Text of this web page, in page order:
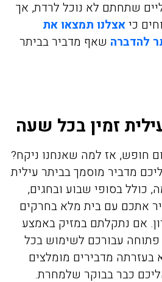
שתחתם לא נוכל לרדת, אך
כיאצלנו תמצאו את
להדברה שאף מדביר בביתר
זמין בכל שעה
חופש, אז למה שאנחנו ניקח?
מדביר מוסמך בביתר עילית
כולל בסופי שבוע ובחגים,
אתכם עם בית מלא בחרקים
אם נתקלתם במזיק באמצע
עבורכם לשימוש בכל
בעזרתה מדבירים מומלצים
כבר בבוקר שלמחרת.